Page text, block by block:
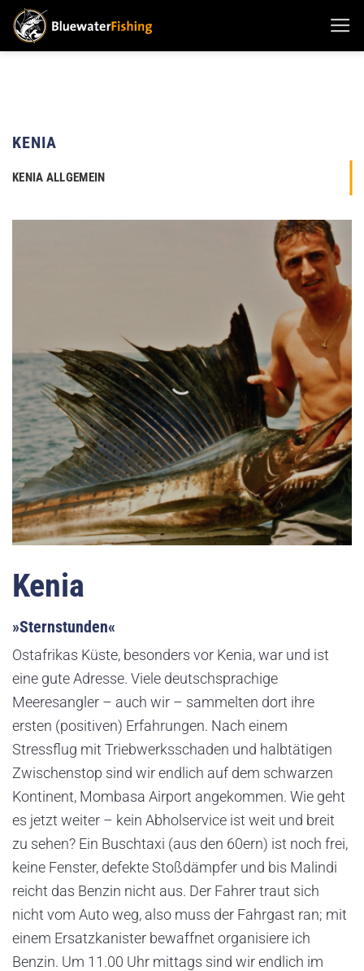
Zum
Inhalt
KENIA
KENIA ALLGEMEIN
Kenia
»Sternstunden«
Ostafrikas Küste, besonders vor Kenia, war und ist
eine gute Adresse. Viele deutschsprachige
Meeresangler – auch wir – sammelten dort ihre
ersten (positiven) Erfahrungen. Nach einem
Stressflug mit Triebwerksschaden und halbtätigen
Zwischenstop sind wir endlich auf dem schwarzen
Kontinent, Mombasa Airport angekommen. Wie geht
es jetzt weiter – kein Abholservice ist weit und breit
zu sehen? Ein Buschtaxi (aus den 60ern) ist noch frei,
keine Fenster, defekte Stoßdämpfer und bis Malindi
reicht das Benzin nicht aus. Der Fahrer traut sich
nicht vom Auto weg, also muss der Fahrgast ran; mit
einem Ersatzkanister bewaffnet organisiere ich
Benzin. Um 11.00 Uhr mittags sind wir endlich im